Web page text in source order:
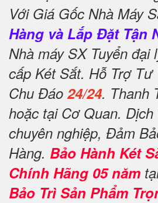
Với Giá Gốc Nhà Máy
Hàng và Lắp Đặt Tận
Nhà máy SX Tuyển đại
cấp Két Sắt. Hỗ Trợ
Chu Đáo 24/24. Thanh
hoặc tại Cơ Quan.
chuyên nghiệp, Đảm
Hàng. Bảo Hành Két
Chính Hãng 05 năm
Bảo Trì Sản Phẩm